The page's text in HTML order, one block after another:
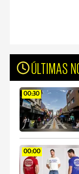
ÚLTIMAS
00:30
00:00